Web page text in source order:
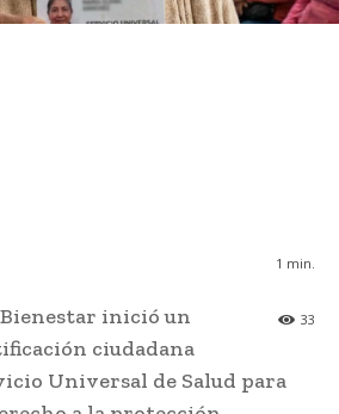
1 min.
33
inició un
ciudadana
Universal de Salud para